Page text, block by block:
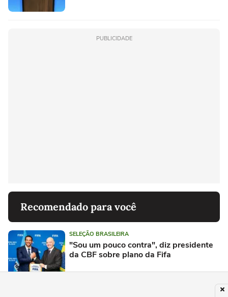
PUBLICIDADE
Recomendado para você
SELEÇÃO BRASILEIRA
"Sou um pouco contra", diz presidente
da CBF sobre plano da Fifa